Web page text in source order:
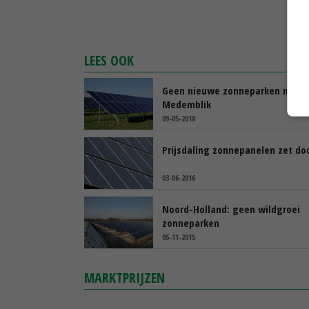
LEES OOK
Geen nieuwe zonneparken meer in
Medemblik
09-05-2018
Prijsdaling zonnepanelen zet
03-06-2016
Noord-Holland: geen wildgroei
zonneparken
05-11-2015
MARKTPRIJZEN